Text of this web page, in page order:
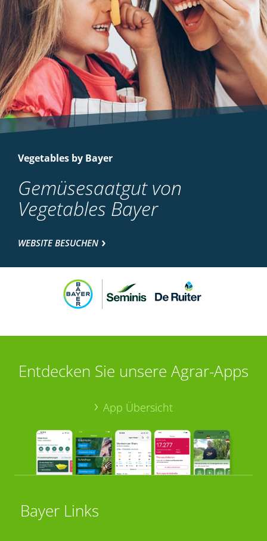
Vegetables by Bayer
Gemüsesaatgut von
Vegetables Bayer
WEBSITE BESUCHEN
Entdecken Sie unsere Agrar-Apps
App Übersicht
Bayer Links